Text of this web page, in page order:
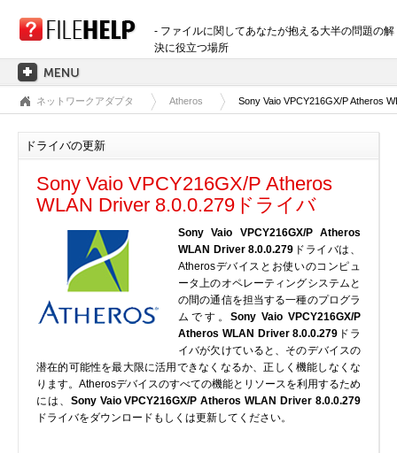
- ファイルに関してあなたが抱える大半の問題の解
決に役立つ場所
ホーム
拡張子のカテゴリー
3D画像ファイル
音声ファイル
バックアップファイル
データファイル
データベースファイル
ディスクイメージファイル
暗号化されたファイル
ネットワークアダプタ Atheros Sony Vaio VPCY216GX/P Atheros
ドライバの更新
Sony Vaio VPCY216GX/P Atheros
WLAN Driver 8.0.0.279ドライバ
Sony Vaio VPCY216GX/P Atheros
WLAN Driver 8.0.0.279 ドライバは、
Atherosデバイスとお使いのコンピュ
ータ上のオペレーティングシステムと
の間の通信を担当する一種のプログラ
ムです。Sony Vaio VPCY216GX/P
Atheros WLAN Driver 8.0.0.279 ドラ
イバが欠けていると、そのデバイスの
潜在的可能性を最大限に活用できなくなるか、正しく機能しなくな
ります。Atherosデバイスのすべての機能とリソースを利用するため
には、 Sony Vaio VPCY216GX/P Atheros WLAN Driver 8.0.0.279
ドライバをダウンロードもしくは更新してください。